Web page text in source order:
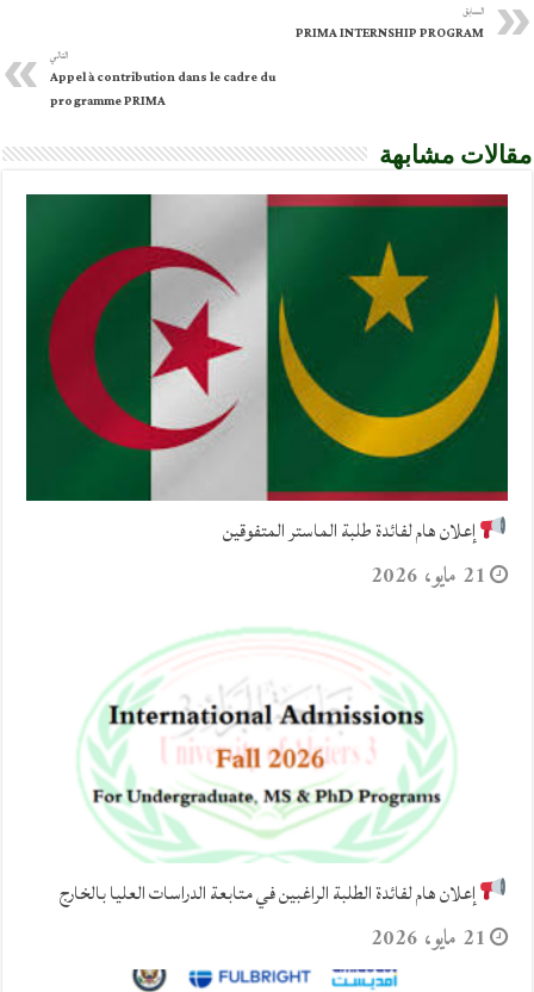
السابق
PRIMA INTERNSHIP PROGRAM
التالي
Appel à contribution dans le cadre du
programme PRIMA
مقالات مشابهة
إعلان هام لفائدة طلبة الماستر المتفوقين
21 مايو، 2026
إعلان هام لفائدة الطلبة الراغبين في متابعة الدراسات العليا بالخارج
21 مايو، 2026